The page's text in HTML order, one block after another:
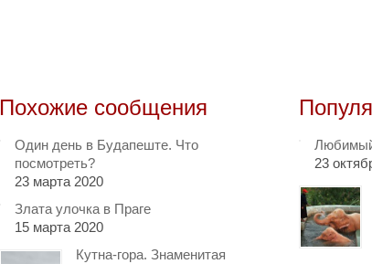
Похожие сообщения
Один день в Будапеште. Что
посмотреть?
23 марта 2020
Злата улочка в Праге
15 марта 2020
Кутна-гора. Знаменитая
Любимый
23